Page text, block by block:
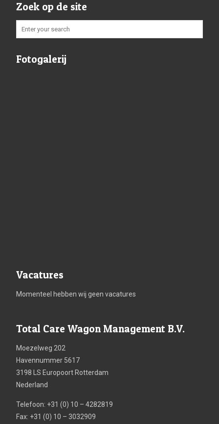
Zoek op de site
Fotogalerij
Vacatures
Momenteel hebben wij geen vacatures
Total Care Wagon Management B.V.
Moezelweg 202
Havennummer 5617
3198 LS Europoort Rotterdam
Nederland
Telefoon: +31 (0) 10 – 4282819
Fax: +31 (0) 10 – 3032909